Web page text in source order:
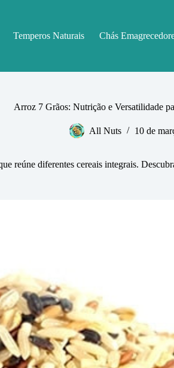
Temperos Naturais Chás
Arroz 7 Grãos: Nutrição e Versatilidade
All Nuts 10 de
reúne diferentes cereais integrais.